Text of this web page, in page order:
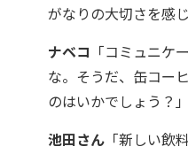
がなりの大切さを感
ナベコ 「コミュニ
な。そうだ、缶コー
のはいかでしょう？」
池田さん「新しい飲